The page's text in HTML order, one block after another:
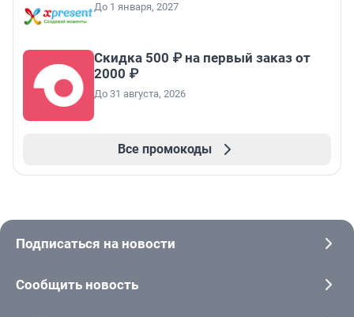
До 1 января, 2027
Скидка 500 ₽ на первый заказ от
2000 ₽
До 31 августа, 2026
Все промокоды
Подписаться на новости
Сообщить новость